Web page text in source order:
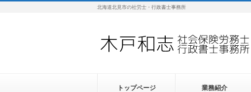
北海道北見市の社労士・行政書士事務所
トップページ 業務紹介